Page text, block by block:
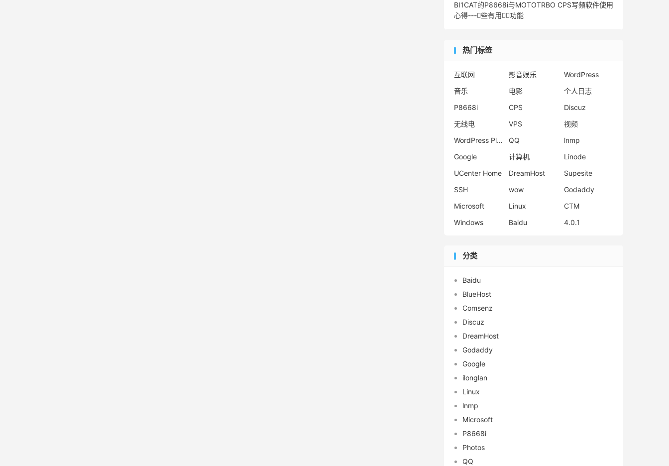
BI1CAT的P8668i与MOTOTRBO CPS写频软件使用
心得---些有用功能
热门标签
互联网 影音娱乐
WordPress
音乐
电影
个人日志
P8668i
CPS
Discuz
无线电
VPS
视频
WordPress Plugins
QQ
lnmp
Google
计算机
Linode
UCenter Home
DreamHost
Supesite
SSH
wow
Godaddy
Microsoft
Linux
CTM
Windows
Baidu 4.0.1
分类
Baidu
BlueHost
Comsenz
Discuz
DreamHost
Godaddy
Google
ilonglan
Linux
lnmp
Microsoft
P8668i
Photos
QQ